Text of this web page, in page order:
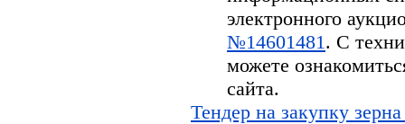
электронного
№14601481 . С
можете
сайта.
Тендер на закупку